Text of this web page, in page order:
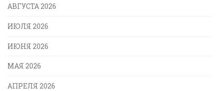
АВГУСТА 2026
ИЮЛЯ 2026
ИЮНЯ 2026
МАЯ 2026
АПРЕЛЯ 2026